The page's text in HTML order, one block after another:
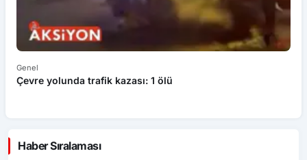
Genel
Çevre yolunda trafik kazası: 1 ölü
Haber Sıralaması